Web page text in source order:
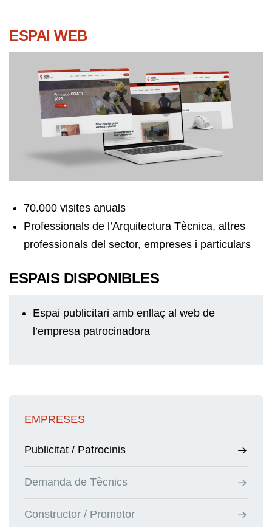
EMPRESES
Publicitat / Patrocinis
Demanda de Tècnics
Constructor / Promotor
ESPAI WEB
70.000 visites anuals
Professionals de l’Arquitectura Tècnica, altres
professionals del sector, empreses i particulars
ESPAIS DISPONIBLES
Espai publicitari amb enllaç al web de
l’empresa patrocinadora